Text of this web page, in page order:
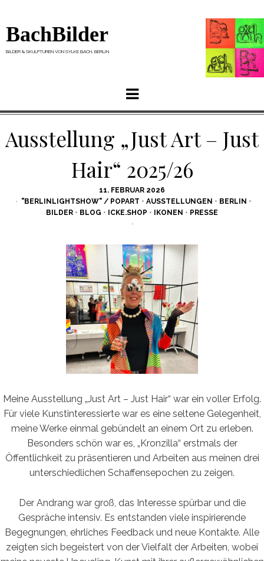
BachBilder
BILDER & SKULPTUREN VON SYLKE BACH, BERLIN
Menu
Ausstellung „Just Art – Just
Hair“ 2025/26
POSTED
ON
11. FEBRUAR 2026
"BERLINLIGHTSHOW" / POPART • AUSSTELLUNGEN • BERLIN •
BILDER • BLOG • ICKE.SHOP • IKONEN • PRESSE
Meine Ausstellung „Just Art – Just Hair“ war ein voller Erfolg.
Für viele Kunstinteressierte war es eine seltene Gelegenheit,
meine Werke einmal gebündelt an einem Ort zu erleben.
Besonders schön war es, „Kronzilla“ erstmals der
Öffentlichkeit zu präsentieren und Arbeiten aus meinen drei
unterschiedlichen Schaffensepochen zu zeigen.
Der Andrang war groß, das Interesse spürbar und die
Gespräche intensiv. Es entstanden viele inspirierende
Begegnungen, ehrliches Feedback und neue Kontakte. Alle
zeigten sich begeistert von der Vielfalt der Arbeiten, wobei